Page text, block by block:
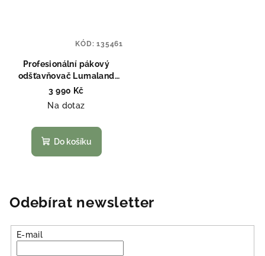
Profesionální pákový
odšťavňovač Lumaland
Premium
3 990 Kč
Na dotaz
Do košíku
KÓD:135461
Odebírat newsletter
E-mail